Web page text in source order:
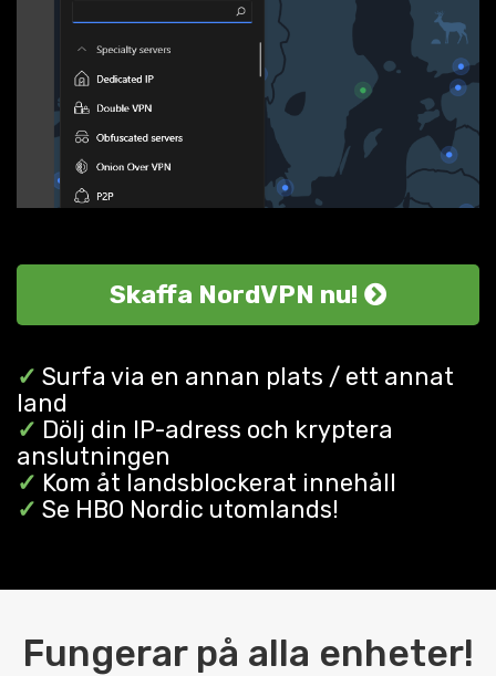
Skaffa NordVPN nu!
✓ Surfa via en annan plats / ett annat
land
✓ Dölj din IP-adress och kryptera
anslutningen
✓ Kom åt landsblockerat innehåll
✓ Se HBO Nordic utomlands!
Fungerar på alla enheter!